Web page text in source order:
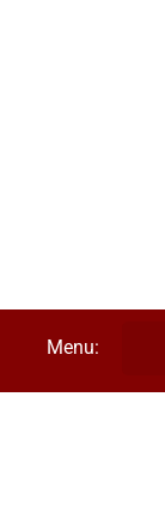
Menu: